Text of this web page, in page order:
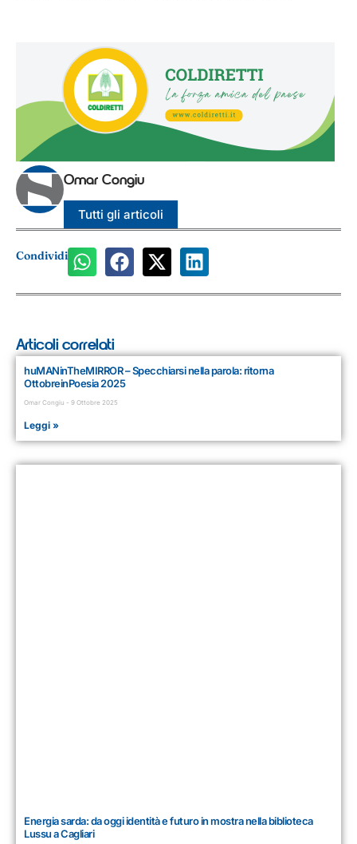
Omar Congiu
Tutti gli articoli
Condividi
Articoli correlati
huMANinTheMIRROR – Specchiarsi nella parola: ritorna
OttobreinPoesia 2025
Omar Congiu 9 Ottobre 2025
Leggi »
Energia sarda: da oggi identità e futuro in mostra nella biblioteca
Lussu a Cagliari